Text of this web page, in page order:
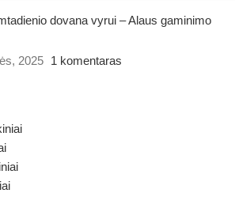
dovana vyrui – Alaus gaminimo
2025 1 komentaras